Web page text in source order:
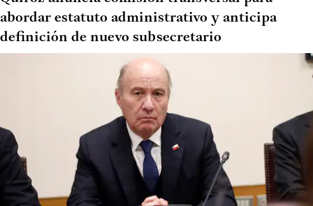
abordar estatuto administrativo y anticipa
definición de nuevo subsecretario